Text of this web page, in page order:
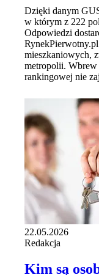
Dzięki danym
w którym z 222
Odpowiedzi
mieszkaniowych,
metropolii.
rankingowej nie
22.05.2026
Redakcja
Kim są